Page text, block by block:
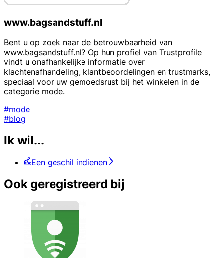
www.bagsandstuff.nl
Bent u op zoek naar de betrouwbaarheid van
www.bagsandstuff.nl? Op hun profiel van Trustprofile
vindt u onafhankelijke informatie over
klachtenafhandeling, klantbeoordelingen en trustmarks,
speciaal voor uw gemoedsrust bij het winkelen in de
categorie mode.
#mode
#blog
Ik wil...
Een geschil indienen
Ook geregistreerd bij